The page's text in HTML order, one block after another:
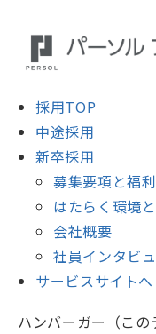
採用TOP
中途採用
新卒採用
募集要項と福
はたらく環境
会社概要
社員インタビ
サービスサイトへ
ハンバーガー（こ